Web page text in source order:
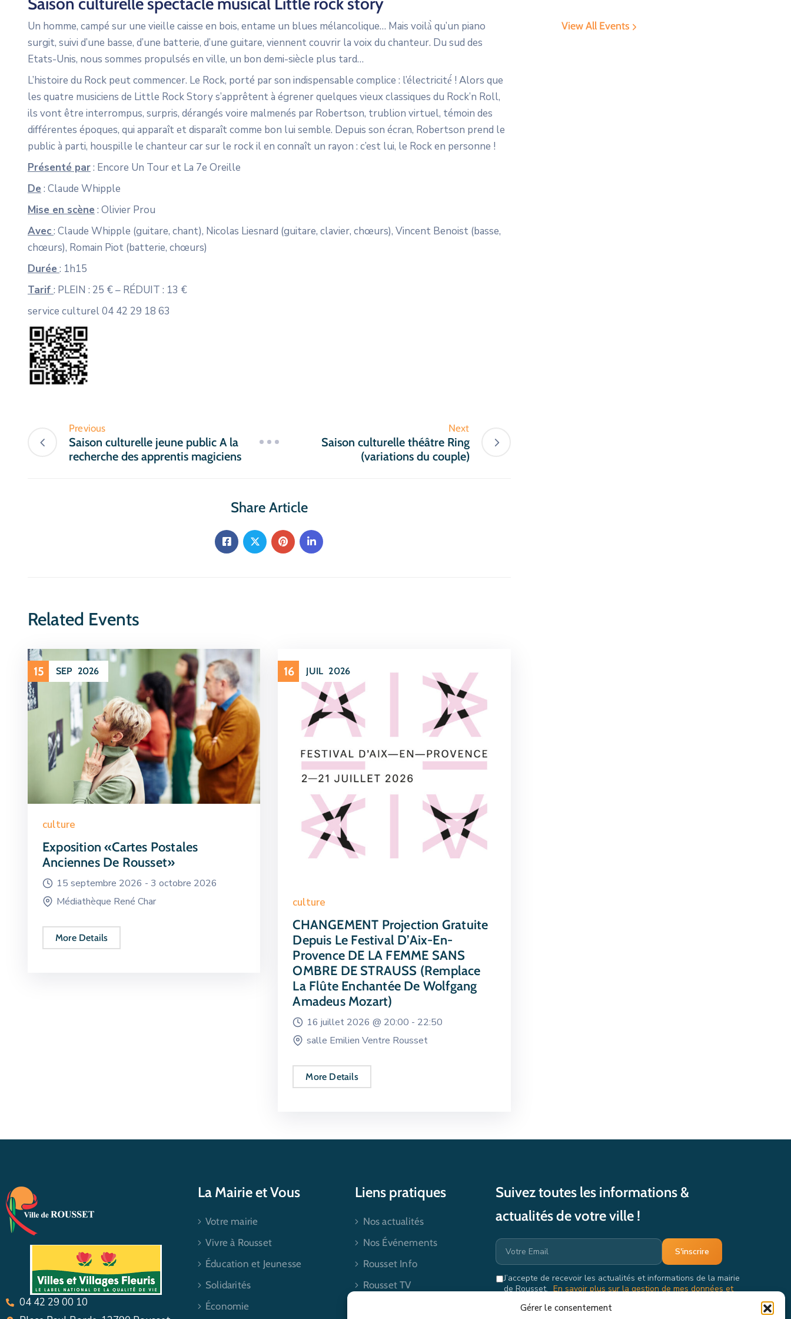
Gérer le consentement
Un homme, campé sur une vieille caisse en bois, entame un blues mélancolique… Mais voilà̀ qu’un piano
surgit, suivi d’une basse, d’une batterie, d’une guitare, viennent couvrir la voix du chanteur. Du sud des
Etats-Unis, nous sommes propulsés en ville, un bon demi-siècle plus tard…
L’histoire du Rock peut commencer. Le Rock, porté par son indispensable complice : l’électricité́ ! Alors que
les quatre musiciens de Little Rock Story s’apprêtent à égrener quelques vieux classiques du Rock’n Roll,
ils vont être interrompus, surpris, dérangés voire malmenés par Robertson, trublion virtuel, témoin des
différentes époques, qui apparaît et disparaît comme bon lui semble. Depuis son écran, Robertson prend le
public à parti, houspille le chanteur car sur le rock il en connaît un rayon : c’est lui, le Rock en personne !
Présenté par: Encore Un Tour et La 7e Oreille
De : Claude Whipple
Mise en scène : Olivier Prou
Avec: Claude Whipple (guitare, chant), Nicolas Liesnard (guitare, clavier, chœurs), Vincent Benoist (basse,
chœurs), Romain Piot (batterie, chœurs)
Durée : 1h15
Tarif : PLEIN : 25 € – RÉDUIT : 13 €
service culturel 04 42 29 18 63
Previous
Saison culturelle jeune public A la
recherche des apprentis magiciens
Next
Saison culturelle théâtre Ring
(variations du couple)
Share Article
Related Events
15 SEP 2026
culture
Exposition «Cartes Postales
Anciennes De Rousset»
15 septembre 2026 - 3 octobre 2026
Médiathèque René Char
More Details
16 JUIL 2026
culture
CHANGEMENT Projection Gratuite
Depuis Le Festival D’Aix-En-
Provence DE LA FEMME SANS
OMBRE DE STRAUSS (remplace
La Flûte Enchantée De Wolfgang
Amadeus Mozart)
16 juillet 2026 @ 20:00 - 22:50
salle Emilien Ventre Rousset
More Details
View All Events
04 42 29 00 10
La Mairie et Vous
Votre mairie
Vivre à Rousset
Éducation et Jeunesse
Solidarités
Économie
Liens pratiques
Nos actualités
Nos Événements
Rousset Info
Rousset TV
Suivez toutes les informations &
actualités de votre ville !
J’accepte de recevoir les actualités et informations de la mairie
de Rousset. En savoir plus sur la gestion de mes données et